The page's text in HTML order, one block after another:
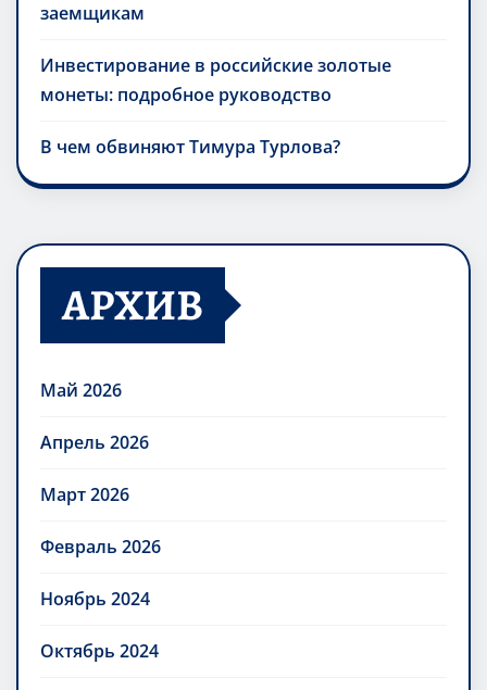
заемщикам
Инвестирование в российские золотые
монеты: подробное руководство
В чем обвиняют Тимура Турлова?
АРХИВ
Май 2026
Апрель 2026
Март 2026
Февраль 2026
Ноябрь 2024
Октябрь 2024